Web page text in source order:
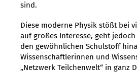
sind.
Diese moderne Physik stößt bei
auf großes Interesse, geht
den gewöhnlichen Schulstoff
Wissenschaftlerinnen und
„Netzwerk Teilchenwelt“ in ganz